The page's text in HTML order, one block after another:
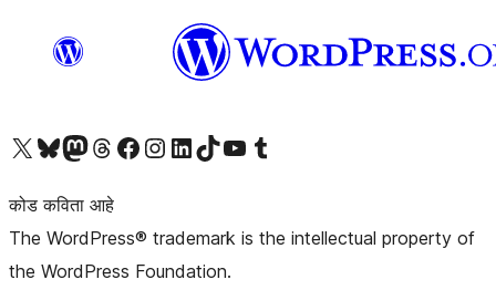
आमच्या X (एक्स) (पूर्वीचे ट्विटर) खात्याला भेट द्या आमच्या ब्लूस्की खात्याला भेट द्या.आमच्या Mastodon खात्याला भेट द्या.आमच्या थ्रेड्स खात्याला भेट द्या. आमच्या फेसबुक पेजला भेट द्या आमच्या इंस्टाग्राम खात्याला भेट द्या आमच्या लिंक्डइन खात्याला भेट द्या आमच्या टिकटॉक अकाउंटला भेट द्या.आमच्या यूट्यूब चॅनेलला भेट द्या आमच्या टंबलर खात्याला भेट द्या.
कोड कविता आहे
The WordPress® trademark is the intellectual property of
the WordPress Foundation.